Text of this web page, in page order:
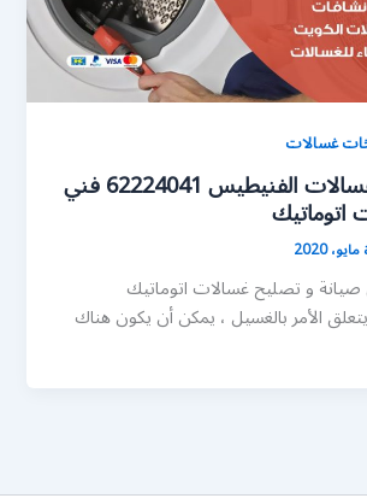
غسالات
خدمة صيانة غسالات الفنيطيس 62224041 فني
و تصليح غسالات اتوماتيك
الأمر بالغسيل ، يمكن أن يكون هناك